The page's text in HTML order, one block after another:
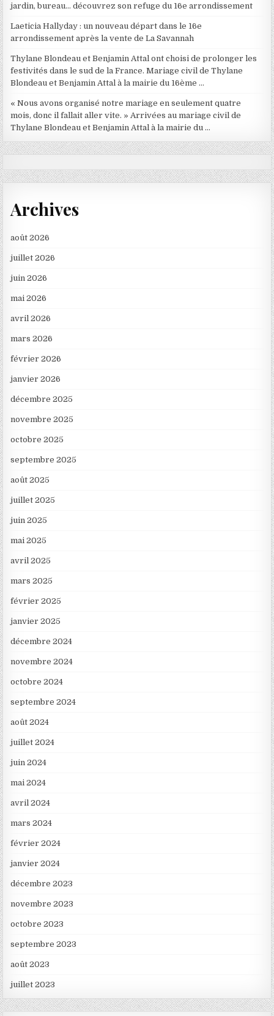
jardin, bureau… découvrez son refuge du 16e arrondissement
Laeticia Hallyday : un nouveau départ dans le 16e
arrondissement après la vente de La Savannah
Thylane Blondeau et Benjamin Attal ont choisi de prolonger les
festivités dans le sud de la France. Mariage civil de Thylane
Blondeau et Benjamin Attal à la mairie du 16ème …
« Nous avons organisé notre mariage en seulement quatre
mois, donc il fallait aller vite. » Arrivées au mariage civil de
Thylane Blondeau et Benjamin Attal à la mairie du …
Archives
août 2026
juillet 2026
juin 2026
mai 2026
avril 2026
mars 2026
février 2026
janvier 2026
décembre 2025
novembre 2025
octobre 2025
septembre 2025
août 2025
juillet 2025
juin 2025
mai 2025
avril 2025
mars 2025
février 2025
janvier 2025
décembre 2024
novembre 2024
octobre 2024
septembre 2024
août 2024
juillet 2024
juin 2024
mai 2024
avril 2024
mars 2024
février 2024
janvier 2024
décembre 2023
novembre 2023
octobre 2023
septembre 2023
août 2023
juillet 2023